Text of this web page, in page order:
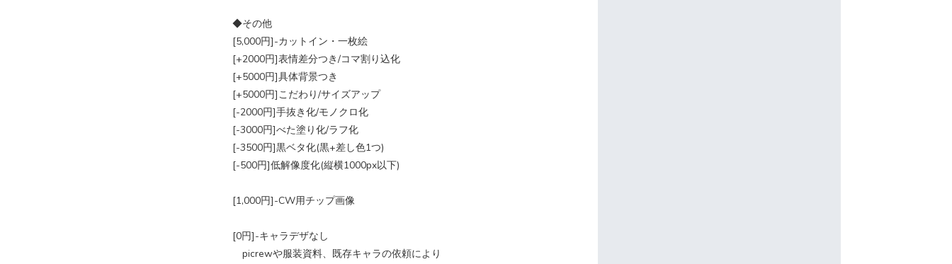
◆その他
[5,000円]-カットイン・一枚絵
[+2000円]表情差分つき/コマ割り込化
[+5000円]具体背景つき
[+5000円]こだわり/サイズアップ
[-2000円]手抜き化/モノクロ化
[-3000円]べた塗り化/ラフ化
[-3500円]黒ベタ化(黒+差し色1つ)
[-500円]低解像度化(縦横1000px以下)
[1,000円]-CW用チップ画像
[0円]-キャラデザなし
picrewや服装資料、既存キャラの依頼により